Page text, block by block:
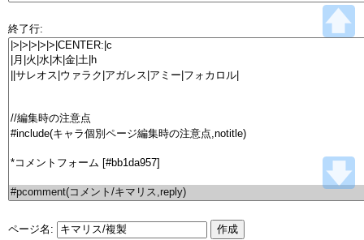
終了行:
ページ名: